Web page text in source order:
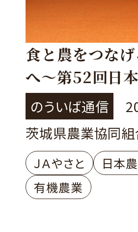
食と農をつな
へ～第52回日
機栽培部会が
のういば通信
茨城県農業協同
ＪＡやさと 日本
有機農業